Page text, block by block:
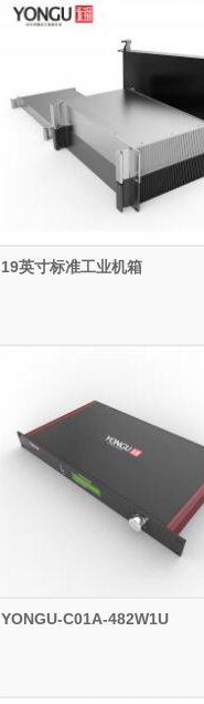
19英寸标准工业机箱
YONGU-C01A-482W1U